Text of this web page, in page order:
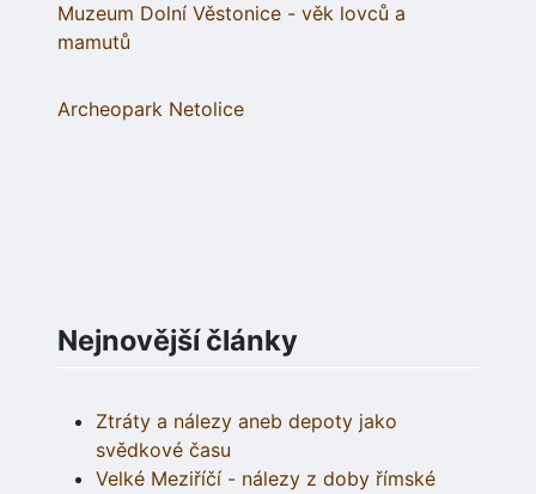
Muzeum Dolní Věstonice - věk lovců a
mamutů
Archeopark Netolice
Nejnovější články
Ztráty a nálezy aneb depoty jako
svědkové času
Velké Meziříčí - nálezy z doby římské